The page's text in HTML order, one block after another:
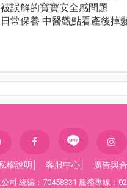
誤解的寶寶安全感問題
常保養 中醫觀點看產後掉
權說明 客服中心 廣告與
司 統編：70458331 服務專線：